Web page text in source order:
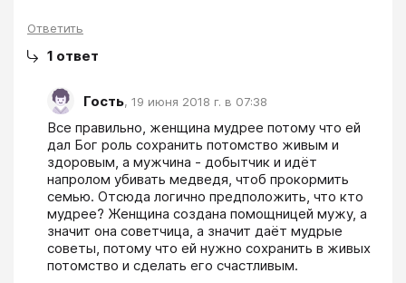
Ответить
1 ответ
Гость, 19 июня 2018 г. в 07:38
Все правильно, женщина мудрее потому что ей
дал Бог роль сохранить потомство живым и
здоровым, а мужчина - добытчик и идёт
напролом убивать медведя, чтоб прокормить
семью. Отсюда логично предположить, что кто
мудрее? Женщина создана помощницей мужу, а
значит она советчица, а значит даёт мудрые
советы, потому что ей нужно сохранить в живых
потомство и сделать его счастливым.